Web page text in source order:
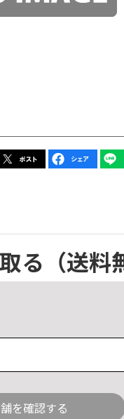
る （送料
を確認する